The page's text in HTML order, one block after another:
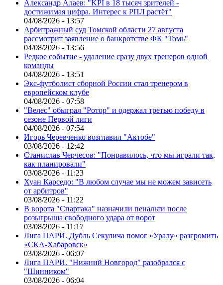
Александр Алаев: "KPI в 18 тысяч зрителей -
достижимая цифра. Интерес к РПЛ растёт"
04/08/2026 - 13:57
Арбитражный суд Томской области 27 августа
рассмотрит заявление о банкротстве ФК "Томь"
04/08/2026 - 13:56
Редкое событие - удаление сразу двух тренеров одной
команды
04/08/2026 - 13:51
Экс-футболист сборной России стал тренером в
европейском клубе
04/08/2026 - 07:58
"Велес" обыграл "Ротор" и одержал третью победу в
сезоне Первой лиги
04/08/2026 - 07:54
Игорь Черевченко возглавил "Актобе"
03/08/2026 - 12:42
Станислав Черчесов: "Понравилось, что мы играли так,
как планировали"
03/08/2026 - 11:23
Хуан Карседо: "В любом случае мы не можем зависеть
от арбитров"
03/08/2026 - 11:22
В ворота "Спартака" назначили пенальти после
розыгрыша свободного удара от ворот
03/08/2026 - 11:17
Лига ПАРИ. Дубль Секулича помог «Уралу» разгромить
«СКА-Хабаровск»
03/08/2026 - 06:07
Лига ПАРИ. "Нижний Новгород" разобрался с
"Шинником"
03/08/2026 - 06:04